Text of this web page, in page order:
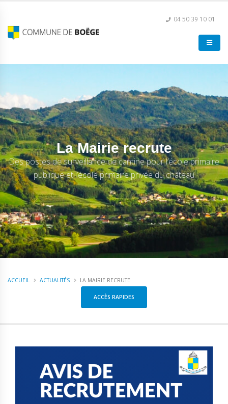
04 50 39 10 01
La Mairie recrute
Des postes de surveillance de cantine pour l’école primaire
publique et l’école primaire privée du château
ACCUEIL ACTUALITÉS LA MAIRIE RECRUTE
ACCÈS RAPIDES